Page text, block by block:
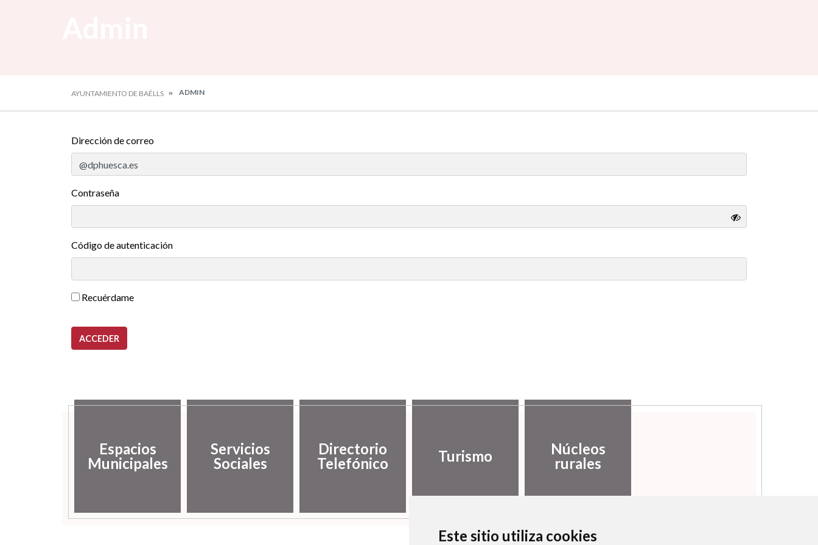
Este sitio utiliza cookies
AYUNTAMIENTO DE BAÉLLS ADMIN
Dirección de correo
Contraseña
Código de autenticación
Recuérdame
ACCEDER
Espacios
Municipales
Servicios
Sociales
Directorio
Telefónico
Turismo
Núcleos
rurales